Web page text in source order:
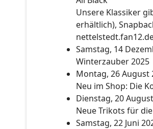
Unsere Klassiker
erhältlich),
Samstag, 14
Winterzauber 2025
Montag, 26 August
Neu im Shop: Die
Dienstag, 20
Neue Trikots für
Samstag, 22 Juni